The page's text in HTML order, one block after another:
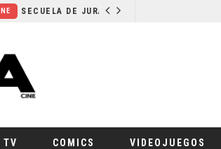
SECUELA DE JURASSIC WORLD REBIRTH PIERDE DIRECTOR
TV COMICS VIDEOJUEGOS